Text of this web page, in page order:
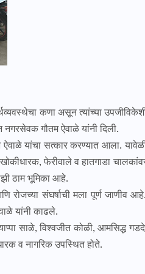
कणा असून त्यांच्या
नगरसेवक गौतम ऐवाळे यांनी दिली.
यांचा सत्कार करण्यात आला.
फेरीवाले व हातगाडा
ठाम भूमिका आहे.
संघर्षाची मला पूर्ण जाणीव
यांनी काढले.
साळे, विश्वजीत कोळी, आमसिद्ध
व नागरिक उपस्थित होते.